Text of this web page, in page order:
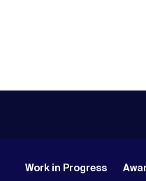
Work in Progress